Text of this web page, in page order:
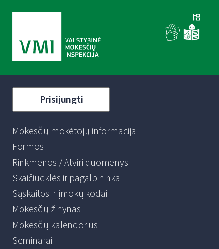
Prisijungti
Mokesčių mokėtojų informacija
Formos
Rinkmenos / Atviri duomenys
Skaičiuoklės ir pagalbininkai
Sąskaitos ir įmokų kodai
Mokesčių žinynas
Mokesčių kalendorius
Seminarai